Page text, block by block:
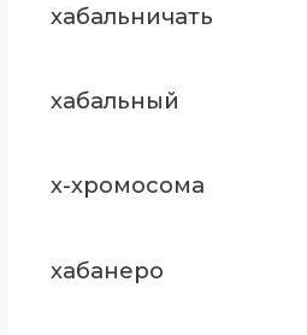
хабальничать
хабальный
х-хромосома
хабанеро